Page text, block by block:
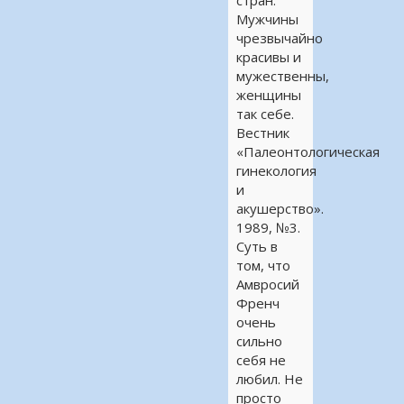
Мужчины
чрезвычайно
красивы и
мужественны,
женщины
так себе.
Вестник
«Палеонтологическая
гинекология
и
акушерство».
1989, №3.
Суть в
том, что
Амвросий
Френч
очень
сильно
себя не
любил. Не
просто